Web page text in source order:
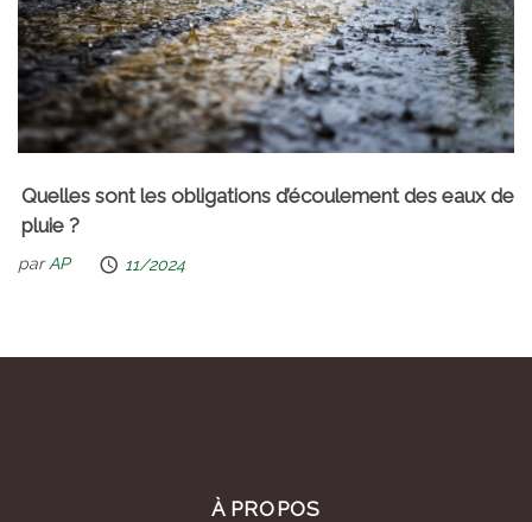
Quelles sont les obligations d’écoulement des eaux de
pluie ?
parAP 11/2024
À PROPOS